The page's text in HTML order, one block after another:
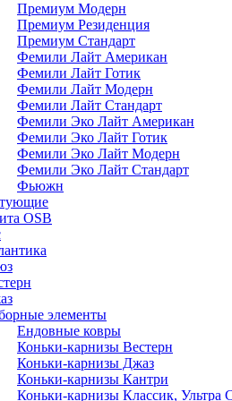
Премиум Модерн
Премиум Резиденция
Премиум Стандарт
Фемили Лайт Американ
Фемили Лайт Готик
Фемили Лайт Модерн
Фемили Лайт Стандарт
Фемили Эко Лайт Американ
Фемили Эко Лайт Готик
Фемили Эко Лайт Модерн
Фемили Эко Лайт Стандарт
Фьюжн
OSB
элементы
Ендовные ковры
Коньки-карнизы Вестерн
Коньки-карнизы Джаз
Коньки-карнизы Кантри
Коньки-карнизы Классик, Ультра